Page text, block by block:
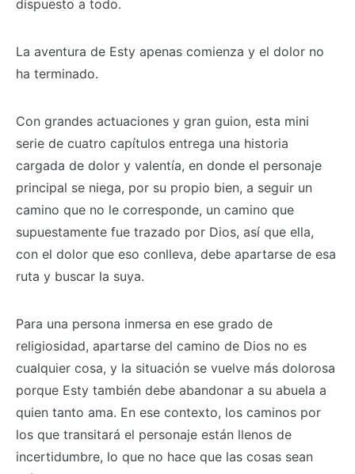
dispuesto a todo.
La aventura de Esty apenas comienza y el dolor no
ha terminado.
Con grandes actuaciones y gran guion, esta mini
serie de cuatro capítulos entrega una historia
cargada de dolor y valentía, en donde el personaje
principal se niega, por su propio bien, a seguir un
camino que no le corresponde, un camino que
supuestamente fue trazado por Dios, así que ella,
con el dolor que eso conlleva, debe apartarse de esa
ruta y buscar la suya.
Para una persona inmersa en ese grado de
religiosidad, apartarse del camino de Dios no es
cualquier cosa, y la situación se vuelve más dolorosa
porque Esty también debe abandonar a su abuela a
quien tanto ama. En ese contexto, los caminos por
los que transitará el personaje están llenos de
incertidumbre, lo que no hace que las cosas sean